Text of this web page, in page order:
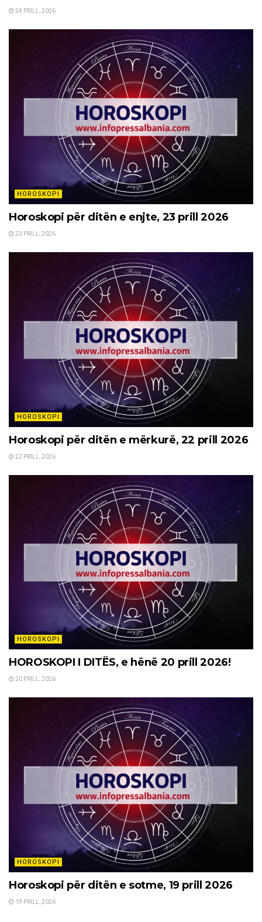
24 PRILL, 2026
HOROSKOPI
Horoskopi për ditën e enjte, 23 prill 2026
23 PRILL, 2026
HOROSKOPI
Horoskopi për ditën e mërkurë, 22 prill 2026
22 PRILL, 2026
HOROSKOPI
HOROSKOPI I DITËS, e hënë 20 prill 2026!
20 PRILL, 2026
HOROSKOPI
Horoskopi për ditën e sotme, 19 prill 2026
19 PRILL, 2026